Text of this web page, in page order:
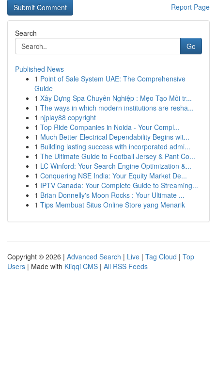
Report Page
Search
Go
Published News
1 Point of Sale System UAE: The Comprehensive
Guide
1 Xây Dựng Spa Chuyên Nghiệp : Mẹo Tạo Môi tr...
1 The ways in which modern institutions are resha...
1 njplay88 copyright
1 Top Ride Companies in Noida - Your Compl...
1 Much Better Electrical Dependability Begins wit...
1 Building lasting success with incorporated admi...
1 The Ultimate Guide to Football Jersey & Pant Co...
1 LC Winford: Your Search Engine Optimization &...
1 Conquering NSE India: Your Equity Market De...
1 IPTV Canada: Your Complete Guide to Streaming...
1 Brian Donnelly's Moon Rocks : Your Ultimate ...
1 Tips Membuat Situs Online Store yang Menarik
Copyright © 2026 | Advanced Search | Live | Tag Cloud | Top
Users | Made with Kliqqi CMS | All RSS Feeds